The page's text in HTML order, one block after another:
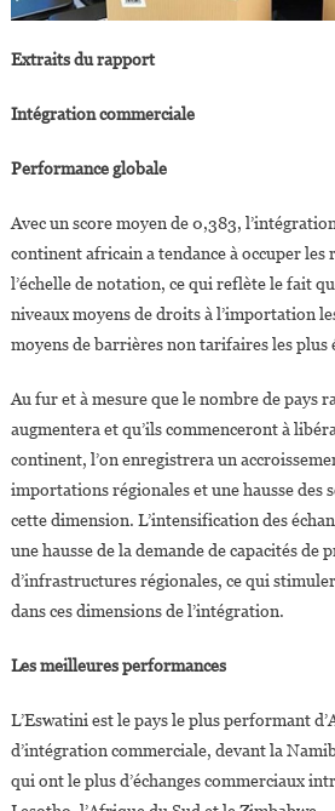
Extraits du rapport
Intégration commerciale
Performance globale
Avec un score moyen de 0,383,
continent africain a tendance à occuper les
l’échelle de notation, ce qui reflète le fait
niveaux moyens de droits à l’importation
moyens de barrières non tarifaires les plus
Au fur et à mesure que le nombre de pays
augmentera et qu’ils commenceront à
continent, l’on enregistrera un
importations régionales et une hausse des
cette dimension. L’intensification des
une hausse de la demande de capacités de
d’infrastructures régionales, ce qui
dans ces dimensions de l’intégration.
Les meilleures performances
L’Eswatini est le pays le plus performant
d’intégration commerciale, devant la
qui ont le plus d’échanges commerciaux